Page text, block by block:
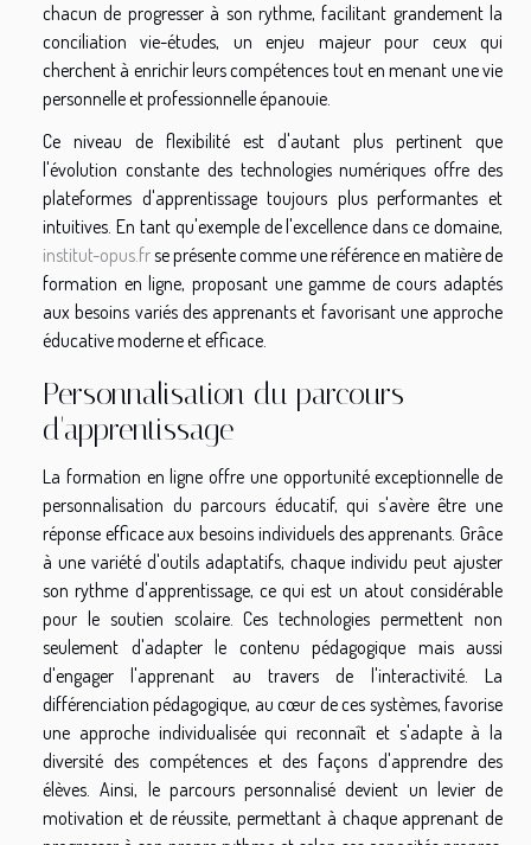
chacun de progresser à son rythme, facilitant grandement la
conciliation vie-études, un enjeu majeur pour ceux qui
cherchent à enrichir leurs compétences tout en menant une vie
personnelle et professionnelle épanouie.
Ce niveau de flexibilité est d'autant plus pertinent que
l'évolution constante des technologies numériques offre des
plateformes d'apprentissage toujours plus performantes et
intuitives. En tant qu'exemple de l'excellence dans ce domaine,
institut-opus.frse présente comme une référence en matière de
formation en ligne, proposant une gamme de cours adaptés
aux besoins variés des apprenants et favorisant une approche
éducative moderne et efficace.
Personnalisation du parcours
d'apprentissage
La formation en ligne offre une opportunité exceptionnelle de
personnalisation du parcours éducatif, qui s'avère être une
réponse efficace aux besoins individuels des apprenants. Grâce
à une variété d'outils adaptatifs, chaque individu peut ajuster
son rythme d'apprentissage, ce qui est un atout considérable
pour le soutien scolaire. Ces technologies permettent non
seulement d'adapter le contenu pédagogique mais aussi
d'engager l'apprenant au travers de l'interactivité. La
différenciation pédagogique, au cœur de ces systèmes, favorise
une approche individualisée qui reconnaît et s'adapte à la
diversité des compétences et des façons d'apprendre des
élèves. Ainsi, le parcours personnalisé devient un levier de
motivation et de réussite, permettant à chaque apprenant de